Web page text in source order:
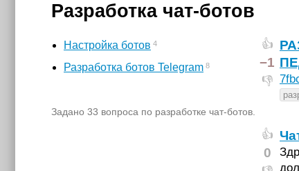
Разработка чат-ботов
Настройка ботов 4
Разработка ботов Telegram 8
Задано 33 вопроса по разработке чат-ботов.
👍
−1
👎
👍
0